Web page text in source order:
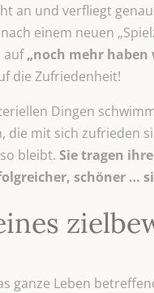
an und verfliegt
einem neuen
auf„noch mehr haben
die Zufriedenheit!
Dingen
die mit sich zufrieden
bleibt. Sie tragen
schöner …
ganze Leben